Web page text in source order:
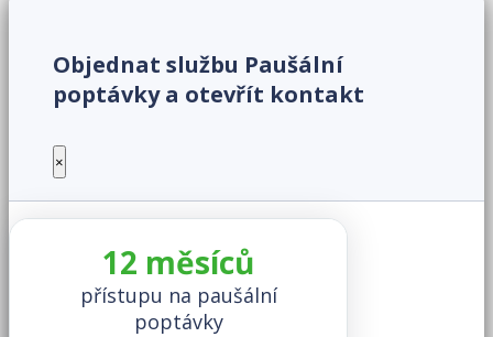
Objednat službu Paušální
poptávky a otevřít kontakt
×
12 měsíců
přístupu na paušální
poptávky